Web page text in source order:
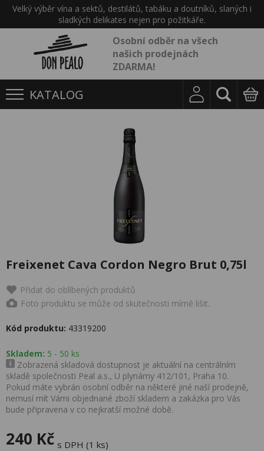
Velký výběr vína a sektů, destilátů, tabáku a doutníků, slaných i
sladkých delikates nejen pro požitkáře.
Osobní odběr na všech
našich prodejnách
ZDARMA!
KATALOG
Freixenet Cava Cordon Negro Brut 0,75l
Přidat do oblíbených produktů
Foto produktu se může od skutečnosti mírně lišit.
Kód produktu: 43319200
Skladem: 5 - 50 ks
Zobrazená skladová dostupnost je aktuální na centrálním
skladě společnosti Peal a.s., U plynárny 412/101, Praha 10.
Pokud máte vybrán osobní odběr na některé jiné naší prodejně,
nemusí mít Vámi objednané zboží skladem a zakázka pro Vás
bude připravena v co nejkratší možné době.
240 Kč s DPH (1 ks)